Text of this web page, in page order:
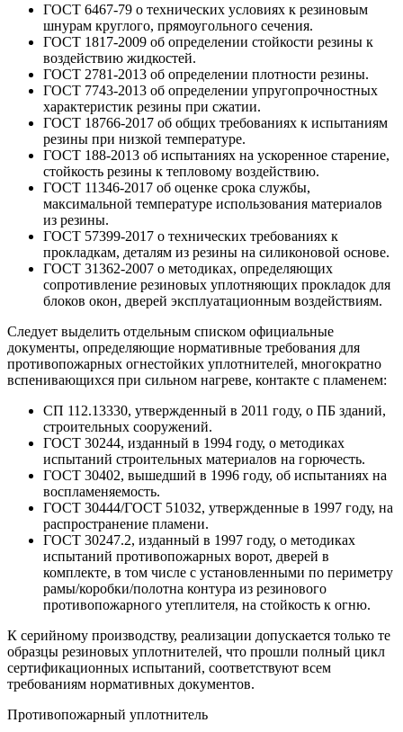
ГОСТ 6467-79 о технических условиях к резиновым
шнурам круглого, прямоугольного сечения.
ГОСТ 1817-2009 об определении стойкости резины к
воздействию жидкостей.
ГОСТ 2781-2013 об определении плотности резины.
ГОСТ 7743-2013 об определении упругопрочностных
характеристик резины при сжатии.
ГОСТ 18766-2017 об общих требованиях к испытаниям
резины при низкой температуре.
ГОСТ 188-2013 об испытаниях на ускоренное старение,
стойкость резины к тепловому воздействию.
ГОСТ 11346-2017 об оценке срока службы,
максимальной температуре использования материалов
из резины.
ГОСТ 57399-2017 о технических требованиях к
прокладкам, деталям из резины на силиконовой основе.
ГОСТ 31362-2007 о методиках, определяющих
сопротивление резиновых уплотняющих прокладок для
блоков окон, дверей эксплуатационным воздействиям.
Следует выделить отдельным списком официальные
документы, определяющие нормативные требования для
противопожарных огнестойких уплотнителей, многократно
вспенивающихся при сильном нагреве, контакте с пламенем:
СП 112.13330, утвержденный в 2011 году, о ПБ зданий,
строительных сооружений.
ГОСТ 30244, изданный в 1994 году, о методиках
испытаний строительных материалов на горючесть.
ГОСТ 30402, вышедший в 1996 году, об испытаниях на
воспламеняемость.
ГОСТ 30444/ГОСТ 51032, утвержденные в 1997 году, на
распространение пламени.
ГОСТ 30247.2, изданный в 1997 году, о методиках
испытаний противопожарных ворот, дверей в
комплекте, в том числе с установленными по периметру
рамы/коробки/полотна контура из резинового
противопожарного утеплителя, на стойкость к огню.
К серийному производству, реализации допускается только те
образцы резиновых уплотнителей, что прошли полный цикл
сертификационных испытаний, соответствуют всем
требованиям нормативных документов.
Противопожарный уплотнитель